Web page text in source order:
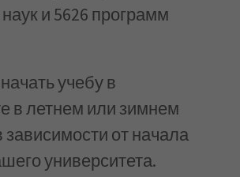
и 5626 программ
учебу в
в летнем или зимнем
зависимости от начала
университета.